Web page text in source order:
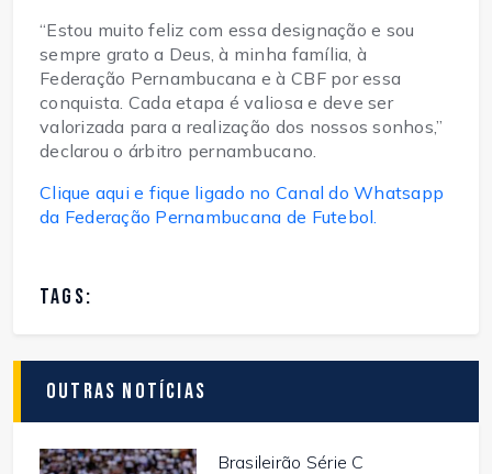
“Estou muito feliz com essa designação e sou
sempre grato a Deus, à minha família, à
Federação Pernambucana e à CBF por essa
conquista. Cada etapa é valiosa e deve ser
valorizada para a realização dos nossos sonhos,”
declarou o árbitro pernambucano.
Clique aqui e fique ligado no Canal do Whatsapp
da Federação Pernambucana de Futebol.
TAGS:
Outras Notícias
Brasileirão Série C